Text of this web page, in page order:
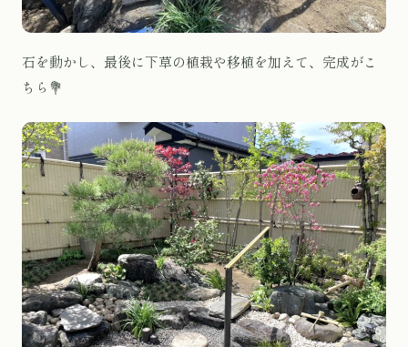
石を動かし、最後に下草の植栽や移植を加えて、完成がこ
ちら💐